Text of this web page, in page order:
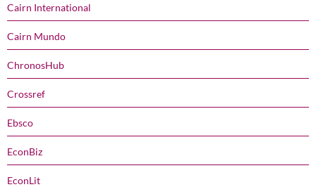
Cairn International
Cairn Mundo
ChronosHub
Crossref
Ebsco
EconBiz
EconLit